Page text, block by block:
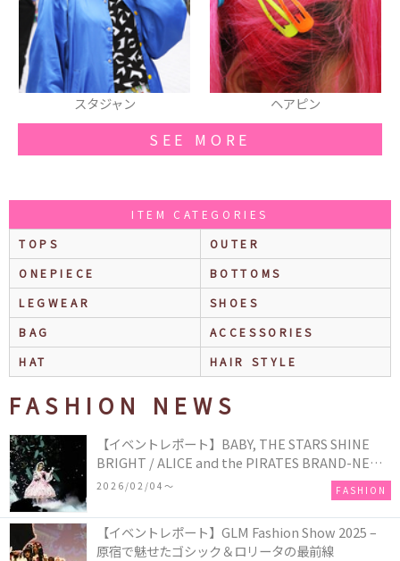
SEE MORE
ITEM CATEGORIES
TOPS
OUTER
ONEPIECE
BOTTOMS
LEGWEAR
SHOES
BAG
ACCESSORIES
HAT
HAIR STYLE
FASHION NEWS
【イベントレポート】BABY, THE STARS SHINE
BRIGHT / ALICE and the PIRATES BRAND-NEW
COLLECTION in TOKYO
2026/02/04〜 FASHION
【イベントレポート】GLM Fashion Show 2025 –
原宿で魅せたゴシック＆ロリータの最前線